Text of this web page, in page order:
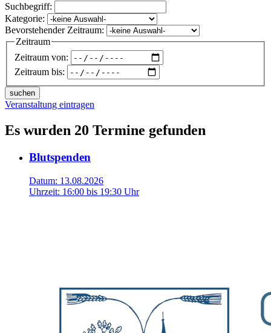
Suchbegriff:
Kategorie:
Bevorstehender Zeitraum:
Zeitraum
Zeitraum von:
Zeitraum bis:
suchen
Veranstaltung eintragen
Es wurden 20 Termine gefunden
Blutspenden
Datum: 13.08.2026
Uhrzeit: 16:00 bis 19:30 Uhr